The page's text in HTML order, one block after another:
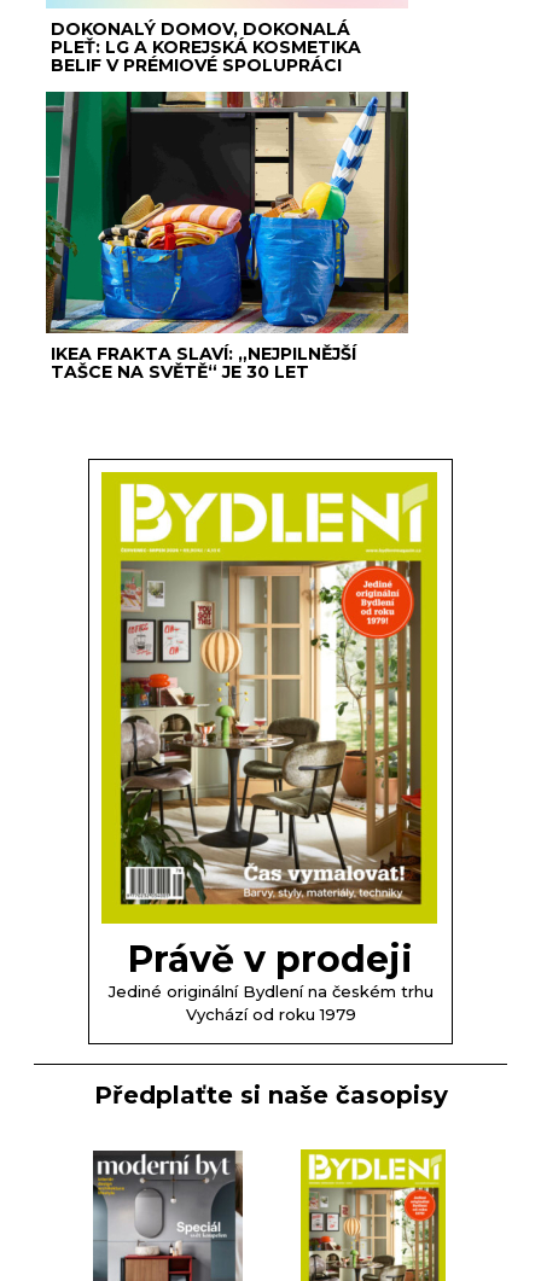
DOKONALÝ DOMOV, DOKONALÁ
PLEŤ: LG A KOREJSKÁ KOSMETIKA
BELIF V PRÉMIOVÉ SPOLUPRÁCI
IKEA FRAKTA SLAVÍ: „NEJPILNĚJŠÍ
TAŠCE NA SVĚTĚ“ JE 30 LET
Právě v prodeji
Jediné originální Bydlení na českém trhu
Vychází od roku 1979
Předplaťte si naše časopisy